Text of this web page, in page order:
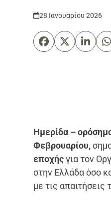
28 Ιανουαρίου 2026
Ημερίδα –
Φεβρουαρίου,
εποχήςγια τον
στην Ελλάδα όσο
με τις απαιτήσεις